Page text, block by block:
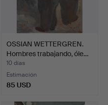
OSSIAN WETTERGREN.
Hombres trabajando, óle…
10 días
Estimación
85 USD